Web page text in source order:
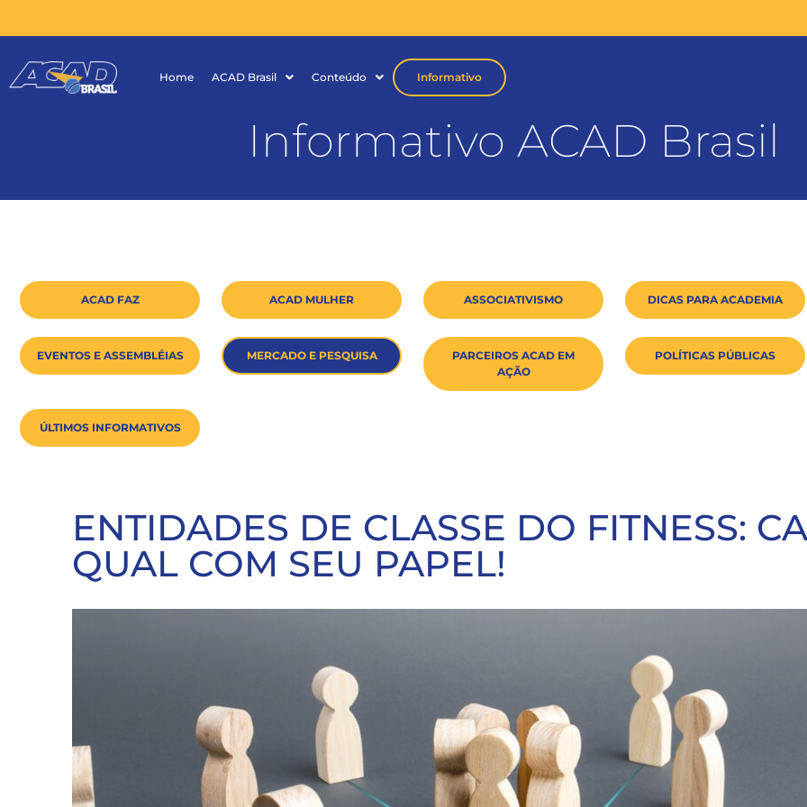
Home ACAD Brasil Conteúdo Informativo
Informativo ACAD Brasil
ACAD FAZ ACAD MULHER ASSOCIATIVISMO DICAS PARA ACADEMIA
EVENTOS E ASSEMBLÉIAS MERCADO E PESQUISA
PARCEIROS ACAD EM
AÇÃO
POLÍTICAS PÚBLICAS
ÚLTIMOS INFORMATIVOS
ENTIDADES DE CLASSE DO FITNESS:
QUAL COM SEU PAPEL!